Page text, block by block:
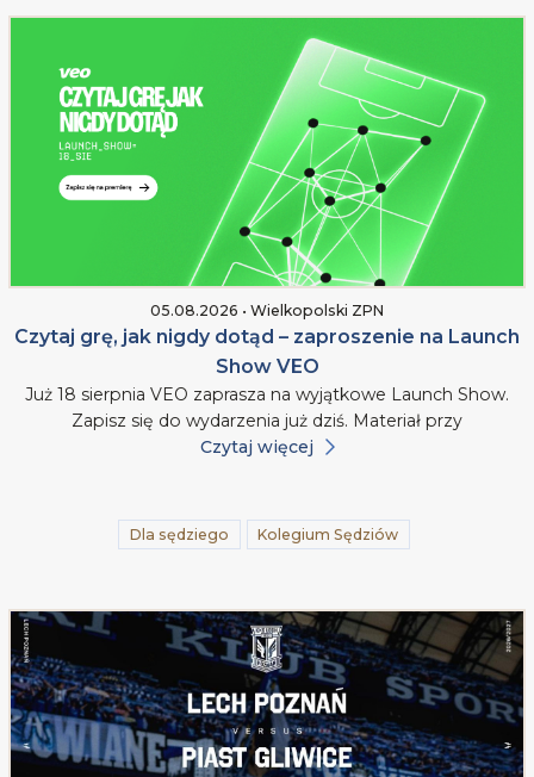
05.08.2026 • Wielkopolski ZPN
Czytaj grę, jak nigdy dotąd – zaproszenie na Launch
Show VEO
Już 18 sierpnia VEO zaprasza na wyjątkowe Launch Show.
Zapisz się do wydarzenia już dziś. Materiał przy
Czytaj więcej
Dla sędziego Kolegium Sędziów